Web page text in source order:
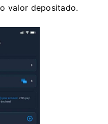
valor depositado.